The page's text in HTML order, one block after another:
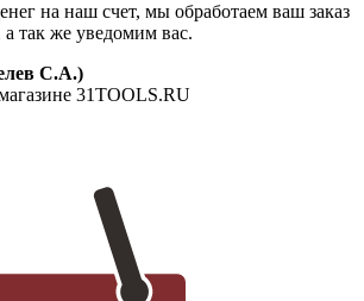
на наш счет, мы обработаем ваш заказ
а так же уведомим вас.
С.А.)